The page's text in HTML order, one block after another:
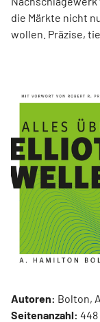
die Märkte nicht
wollen. Präzise,
Autoren: Bolton,
Seitenanzahl: 448